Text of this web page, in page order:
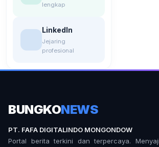
lengkap
LinkedIn
Jejaring
profesional
BUNGKONEWS
PT. FAFA DIGITALINDO MONGONDOW
Portal berita terkini dan terpercaya.